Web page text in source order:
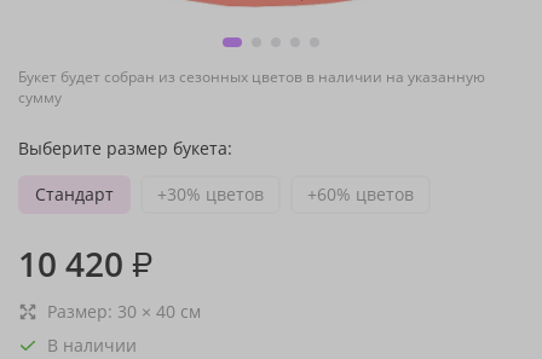
Букет будет собран из сезонных цветов в наличии на указанную
сумму
Выберите размер букета:
Стандарт
+30% цветов +60% цветов
10 420 ₽
Размер: 30 × 40 см
В наличии